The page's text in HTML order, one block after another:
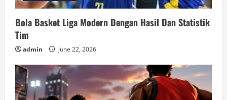
Bola Basket Liga Modern Dengan Hasil Dan Statistik
Tim
admin June 22, 2026